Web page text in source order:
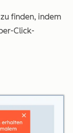
finden, indem
Click-